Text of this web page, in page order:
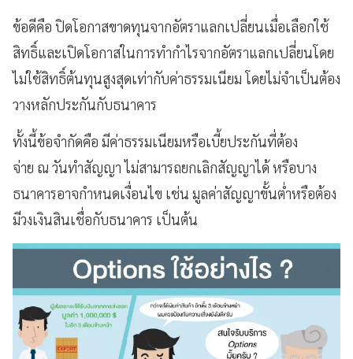
ข้อดีคือ ปิดโอกาสขาดทุนจากอัตราแลกเปลี่ยนเมื่อเลือกใช้
สิทธิ์และเปิดโอกาสในการทำกำไรจากอัตราแลกเปลี่ยนโดย
ไม่ใช้สิทธิ์ต้นทุนสูงสุดเท่ากับค่าธรรมเนียม โดยไม่จำเป็นต้อง
วางหลักประกันกับธนาคาร
ทั้งนี้ข้อจำกัดคือ มีค่าธรรมเนียมหรือเบี้ยประกันที่ต้อง
จ่าย ณ วันทำสัญญา ไม่สามารถยกเลิกสัญญาได้ หรือบาง
ธนาคารอาจกำหนดเงื่อนไข เช่น มูลค่าสัญญาขั้นต่ำหรือต้อง
มีวงเงินสินเชื่อกับธนาคาร เป็นต้น